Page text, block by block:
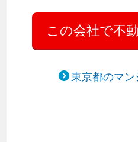
東京都のマ